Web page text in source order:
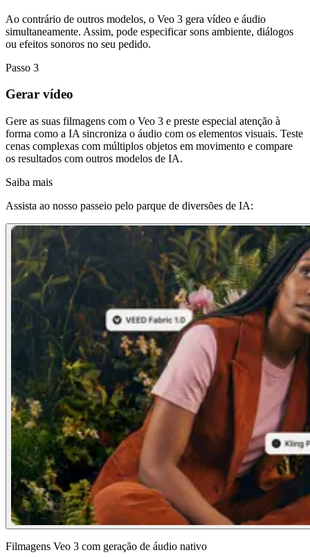
Ao contrário de outros modelos, o Veo 3 gera vídeo e áudio
simultaneamente. Assim, pode especificar sons ambiente, diálogos
ou efeitos sonoros no seu pedido.
Passo 3
Gerar vídeo
Gere as suas filmagens com o Veo 3 e preste especial atenção à
forma como a IA sincroniza o áudio com os elementos visuais. Teste
cenas complexas com múltiplos objetos em movimento e compare
os resultados com outros modelos de IA.
Saiba mais
Assista ao nosso passeio pelo parque de diversões de IA:
Filmagens Veo 3 com geração de áudio nativo